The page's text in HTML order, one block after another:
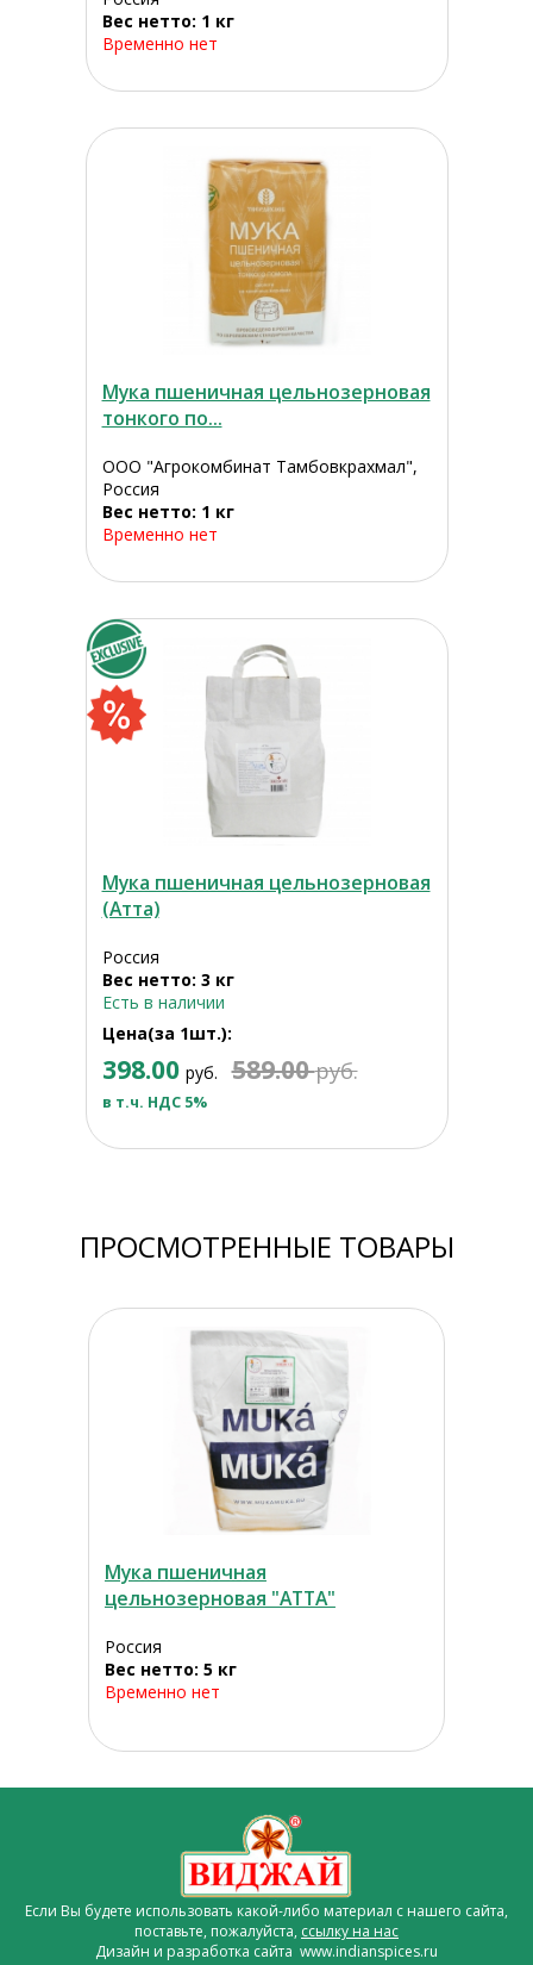
Вес нетто: 1 кг
Временно нет
Мука пшеничная цельнозерновая
тонкого по...
ООО "Агрокомбинат Тамбовкрахмал",
Россия
Вес нетто: 1 кг
Временно нет
Мука пшеничная цельнозерновая
(Атта)
Россия
Вес нетто: 3 кг
Есть в наличии
Цена(за 1шт.):
398.00 руб. 589.00руб.
в т.ч. НДС 5%
ПРОСМОТРЕННЫЕ ТОВАРЫ
Мука пшеничная
цельнозерновая "АТТА"
Россия
Вес нетто: 5 кг
Временно нет
Если Вы будете использовать какой-либо материал с нашего сайта,
поставьте, пожалуйста, ссылку на нас
Дизайн и разработка сайта www.indianspices.ru